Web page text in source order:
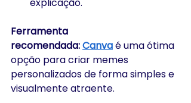
Ferramenta
recomendada:Canva é uma ótima
opção para criar memes
personalizados de forma simples e
visualmente atraente.